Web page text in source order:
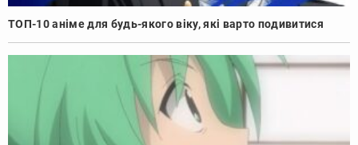
ТОП-10 аніме для будь-якого віку, які варто подивитися